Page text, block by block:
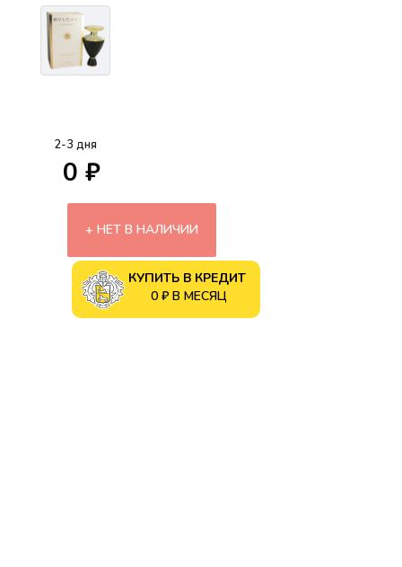
2-3 дня
0 ₽
НЕТ В НАЛИЧИИ
КУПИТЬ В КРЕДИТ
0 ₽ В МЕСЯЦ